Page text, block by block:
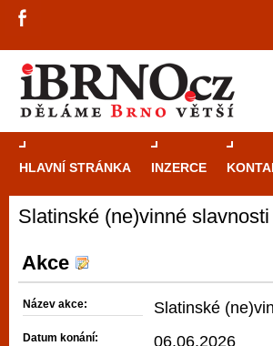
HLAVNÍ STRÁNKA INZERCE
Slatinské (ne)vinné slavnosti
Akce
Název akce: Slatinské
Datum konání: 06.06.2026